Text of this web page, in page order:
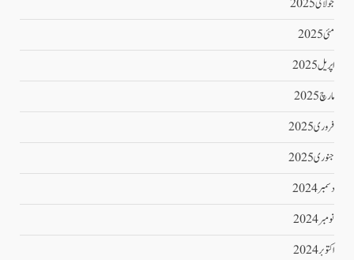
جولائی 2025
مئی 2025
اپریل 2025
مارچ 2025
فروری 2025
جنوری 2025
دسمبر 2024
نومبر 2024
اکتوبر 2024